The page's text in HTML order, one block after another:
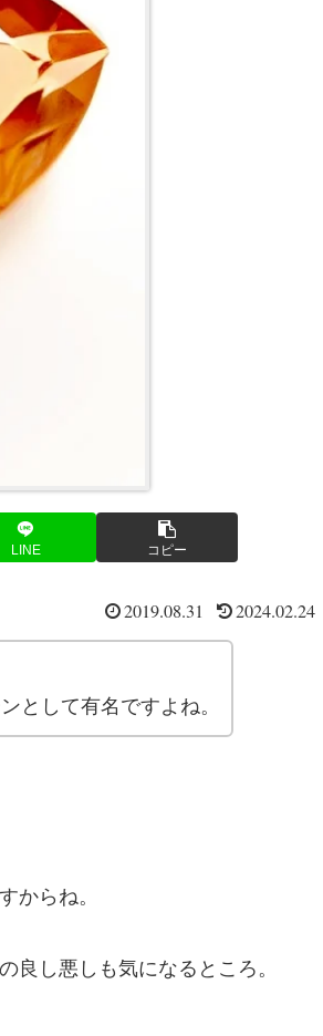
LINE コピー
2019.08.31 2024.02.24
として有名ですよね。
からね。
良し悪しも気になるところ。